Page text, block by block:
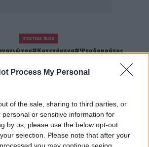
Process My Personal
of the sale, sharing to third parties, or
personal or sensitive information for
by us, please use the below opt-out
selection. Please note that after your
ΣΧΕΤΙΚΆ TAGS
Κατεχόμενα
Ψευδοκράτος
του CRETALIVE
ΣΤΕΊΛΕ ΤΗΝ ΕΊΔΗΣΗ